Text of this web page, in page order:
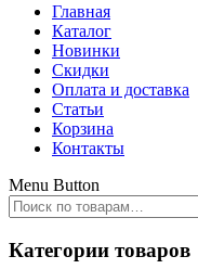
Главная
Каталог
Новинки
Скидки
Оплата и доставка
Статьи
Корзина
Контакты
Menu Button
Искать:
Категории товаров